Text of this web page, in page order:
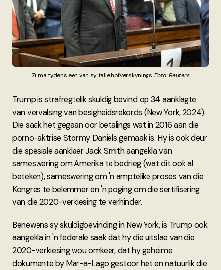
Zuma tydens een van sy talle hofverskynings. Foto: Reuters
Trump is strafregtelik skuldig bevind op 34 aanklagte
van vervalsing van besigheidsrekords (New York, 2024).
Die saak het gegaan oor betalings wat in 2016 aan die
porno-aktrise Stormy Daniels gemaak is. Hy is ook deur
die spesiale aanklaer Jack Smith aangekla van
sameswering om Amerika te bedrieg (wat dit ook al
beteken), sameswering om 'n amptelike proses van die
Kongres te belemmer en 'n poging om die sertifisering
van die 2020-verkiesing te verhinder.
Benewens sy skuldigbevinding in New York, is Trump ook
aangekla in 'n federale saak dat hy die uitslae van die
2020-verkiesing wou omkeer, dat hy geheime
dokumente by Mar-a-Lago gestoor het en natuurlik die